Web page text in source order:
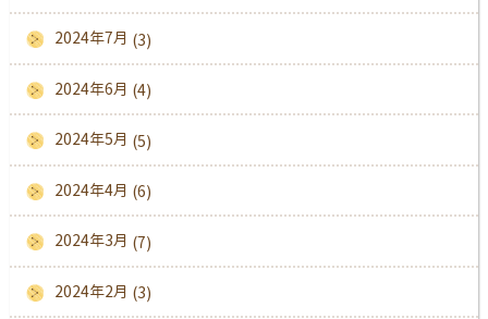
2024年7月 (3)
2024年6月 (4)
2024年5月 (5)
2024年4月 (6)
2024年3月 (7)
2024年2月 (3)